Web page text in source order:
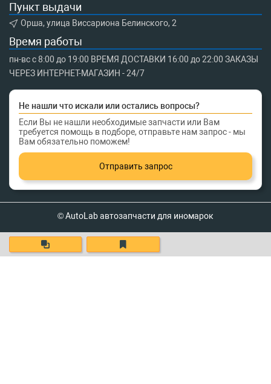
Пункт выдачи
Орша, улица Виссариона Белинского, 2
Время работы
пн-вс с 8:00 до 19:00 ВРЕМЯ ДОСТАВКИ 16:00 до 22:00 ЗАКАЗЫ
ЧЕРЕЗ ИНТЕРНЕТ-МАГАЗИН - 24/7
Не нашли что искали или остались вопросы?
Если Вы не нашли необходимые запчасти или Вам
требуется помощь в подборе, отправьте нам запрос - мы
Вам обязательно поможем!
Отправить запрос
© AutoLab автозапчасти для иномарок